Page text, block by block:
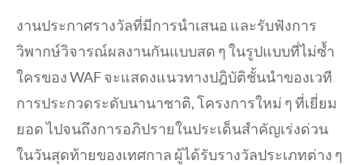
งานประกาศรางวัลที่มีการนำเสนอ และรับฟังการ
วิพากษ์วิจารณ์ผลงานกันแบบสด ๆ ในรูปแบบที่ไม่ซ้ำ
ใครของ WAF จะแสดงแนวทางปฎิบัติชั้นนำของเวที
การประกวดระดับนานาชาติ, โครงการใหม่ ๆ ที่เยี่ยม
ยอด ไปจนถึงการอภิปรายในประเด็นสำคัญเร่งด่วน
ในวันสุดท้ายของเทศกาล ผู้ได้รับรางวัลประเภทต่าง ๆ